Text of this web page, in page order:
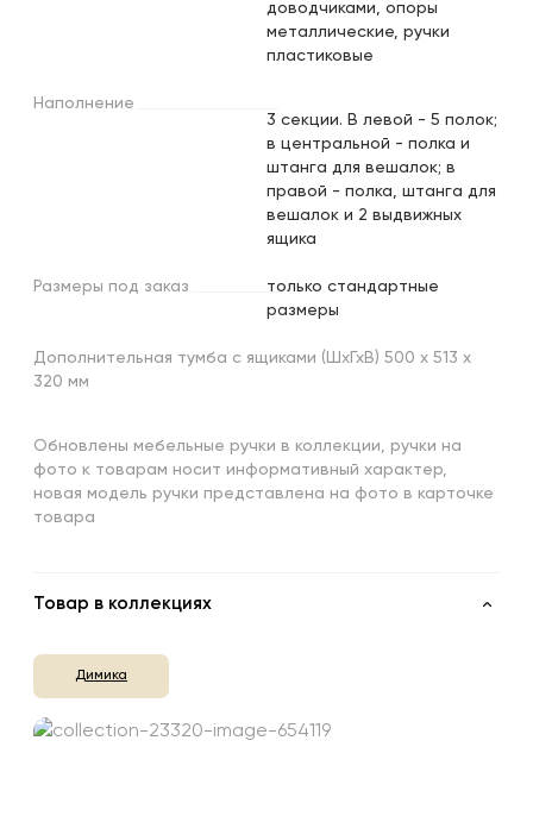
доводчиками, опоры
металлические, ручки
пластиковые
Наполнение
3 секции. В левой - 5 полок;
в центральной - полка и
штанга для вешалок; в
правой - полка, штанга для
вешалок и 2 выдвижных
ящика
Размеры под заказ
только стандартные
размеры
Дополнительная тумба с ящиками (ШхГхВ) 500 х 513 х
320 мм
Обновлены мебельные ручки в коллекции, ручки на
фото к товарам носит информативный характер,
новая модель ручки представлена на фото в карточке
товара
Товар в коллекциях
Димика